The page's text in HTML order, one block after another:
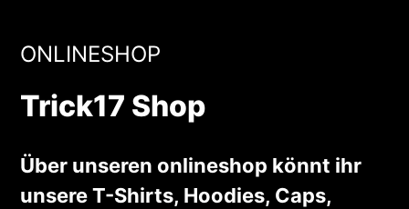
ONLINESHOP
Trick17 Shop
Über unseren onlineshop könnt ihr
unsere T-Shirts, Hoodies, Caps,